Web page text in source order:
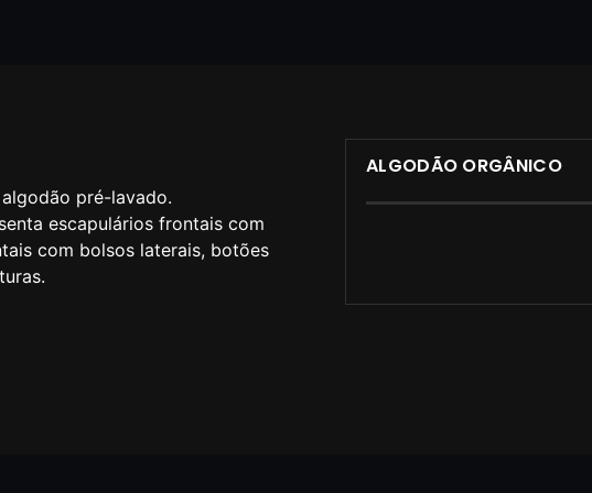
pré-lavado.
escapulários frontais com
com bolsos laterais, botões
ALGODÃO ORGÂNICO